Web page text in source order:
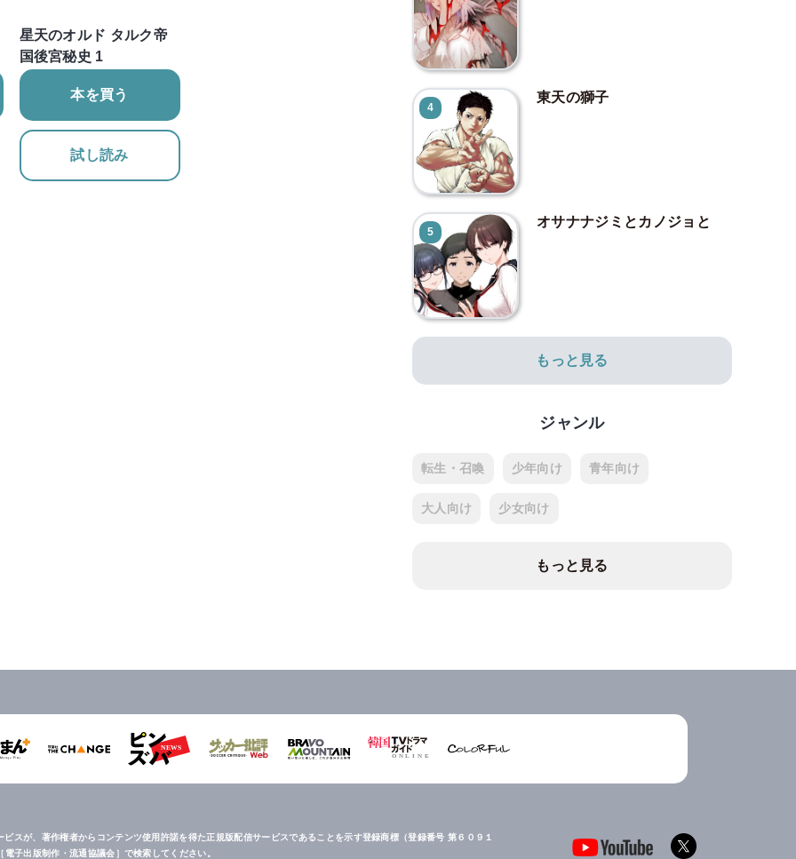
星天のオルド タルク帝
国後宮秘史 1
本を買う
試し読み
4
東天の獅子
5
オサナナジミとカノジョと
もっと見る
ジャンル
転生・召喚 少年向け 青年向け
大人向け 少女向け
もっと見る
スが、著作権者からコンテンツ使用許諾を得た正規版配信サービスであることを示す登録商標（登録番号 第６０９１
子出版制作・流通協議会］で検索してください。